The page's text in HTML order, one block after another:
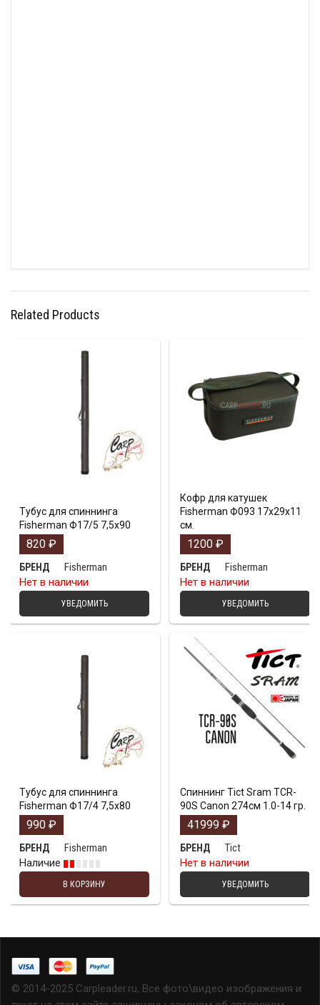
Related Products
Тубус для спиннинга
Fisherman Ф17/5 7,5х90
820 ₽
БРЕНД
Fisherman
Нет в наличии
УВЕДОМИТЬ
Кофр для катушек
Fisherman Ф093 17х29х11
см.
1200 ₽
БРЕНД
Fisherman
Нет в наличии
УВЕДОМИТЬ
Тубус для спиннинга
Fisherman Ф17/4 7,5х80
990 ₽
БРЕНД
Fisherman
Наличие
В КОРЗИНУ
Спиннинг Tict Sram TCR-
90S Canon 274см 1.0-14 гр.
41999 ₽
БРЕНД
Tict
Нет в наличии
УВЕДОМИТЬ
© 2014-2025 Carpleader.ru, Все фото\видео изображения и